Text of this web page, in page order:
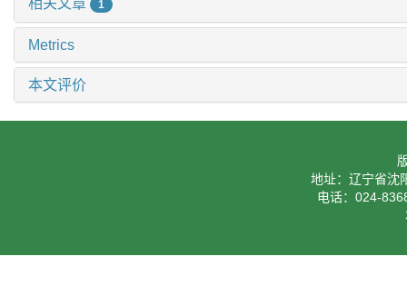
相关文章 1
Metrics
本文评价
地址：辽宁省沈
电话：024-